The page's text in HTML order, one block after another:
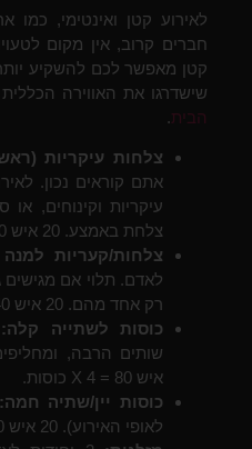
לאירוע קטן ואינטימי,
חברים קרוב, אין מקום
קטן מאפשר לכם להשקיע
שישדרגו את האווירה
הבית.
צלחות עיקריות
אתם קוראים נכון.
עיקריות וקינוחים,
צלחת באמצע. 20 איש X 3 = 60 צלחות.
צלחות/קעריות למנה
לאדם. תלוי אם מגישים
רק אחד מהם. 20 איש X 2 = 40 צלחות/קעריות.
כוסות לשתייה קלה:
איש X 4 = 80 כוסות.
כוסות יין/שתיה חמה:
לאופי האירוע). 20 איש X 2 = 40 כוסות.